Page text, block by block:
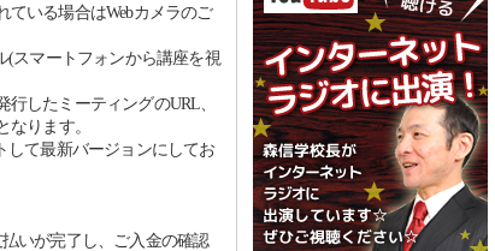
ている場合はWebカメラのご
(スマートフォンから講座を視
行したミーティングのURL、
なります。
て最新バージョンにしてお
いが完了し、ご入金の確認